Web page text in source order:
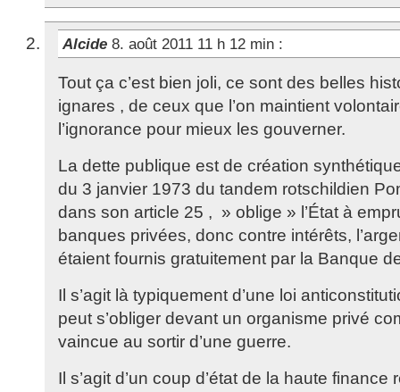
Alcide 8. août 2011 11 h 12 min :
Tout ça c’est bien joli, ce sont des belles
ignares , de ceux que l’on maintient
l’ignorance pour mieux les gouverner.
La dette publique est de création
du 3 janvier 1973 du tandem rotschildien
dans son article 25 , » oblige » l’État à
banques privées, donc contre intérêts,
étaient fournis gratuitement par la Banque
Il s’agit là typiquement d’une loi
peut s’obliger devant un organisme privé
vaincue au sortir d’une guerre.
Il s’agit d’un coup d’état de la haute finance